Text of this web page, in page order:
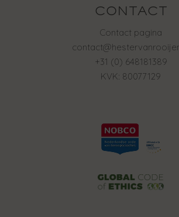
CONTACT
Contact pagina
+31 (0) 648181389
KVK: 80077129